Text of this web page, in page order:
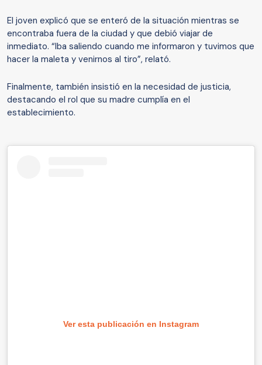
El joven explicó que se enteró de la situación mientras se
encontraba fuera de la ciudad y que debió viajar de
inmediato. “Iba saliendo cuando me informaron y tuvimos que
hacer la maleta y venirnos al tiro”, relató.
Finalmente, también insistió en la necesidad de justicia,
destacando el rol que su madre cumplía en el
establecimiento.
Ver esta publicación en Instagram